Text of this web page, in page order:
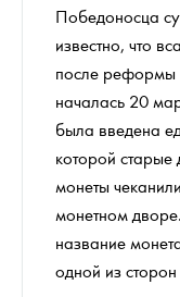
Победоносца
известно, что
после реформы
началась 20
была введена
которой
монеты
монетном
название
одной из